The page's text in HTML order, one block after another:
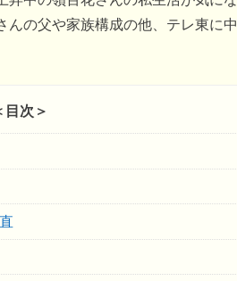
の父や家族構成の他、テレ東に
目次＞